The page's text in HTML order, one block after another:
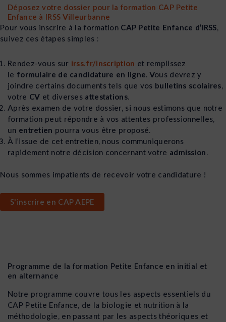
Déposez votre dossier pour la formation CAP Petite
Enfance à IRSS Villeurbanne
Pour vous inscrire à la formation CAP Petite Enfance d’IRSS,
suivez ces étapes simples :
Rendez-vous sur irss.fr/inscription et remplissez
le formulaire de candidature en ligne . Vous devrez y
joindre certains documents tels que vos bulletins scolaires
votre CV et diverses attestations.
Après examen de votre dossier, si nous estimons que notre
formation peut répondre à vos attentes professionnelles,
un entretien pourra vous être proposé.
À l’issue de cet entretien, nous communiquerons
rapidement notre décision concernant votre admission
Nous sommes impatients de recevoir votre candidature !
S'inscrire en CAP AEPE
Programme de la formation Petite Enfance en initial et
en alternance
Notre programme couvre tous les aspects essentiels du
CAP Petite Enfance, de la biologie et nutrition à la
méthodologie, en passant par les aspects théoriques et